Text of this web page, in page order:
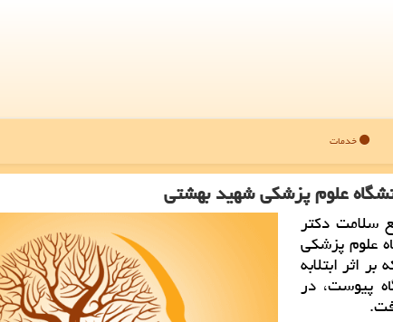
خدمات
علوم پزشكی شهید بهشتی
سلامت دكتر
علوم پزشكی
اثر ابتلابه
پیوست، در